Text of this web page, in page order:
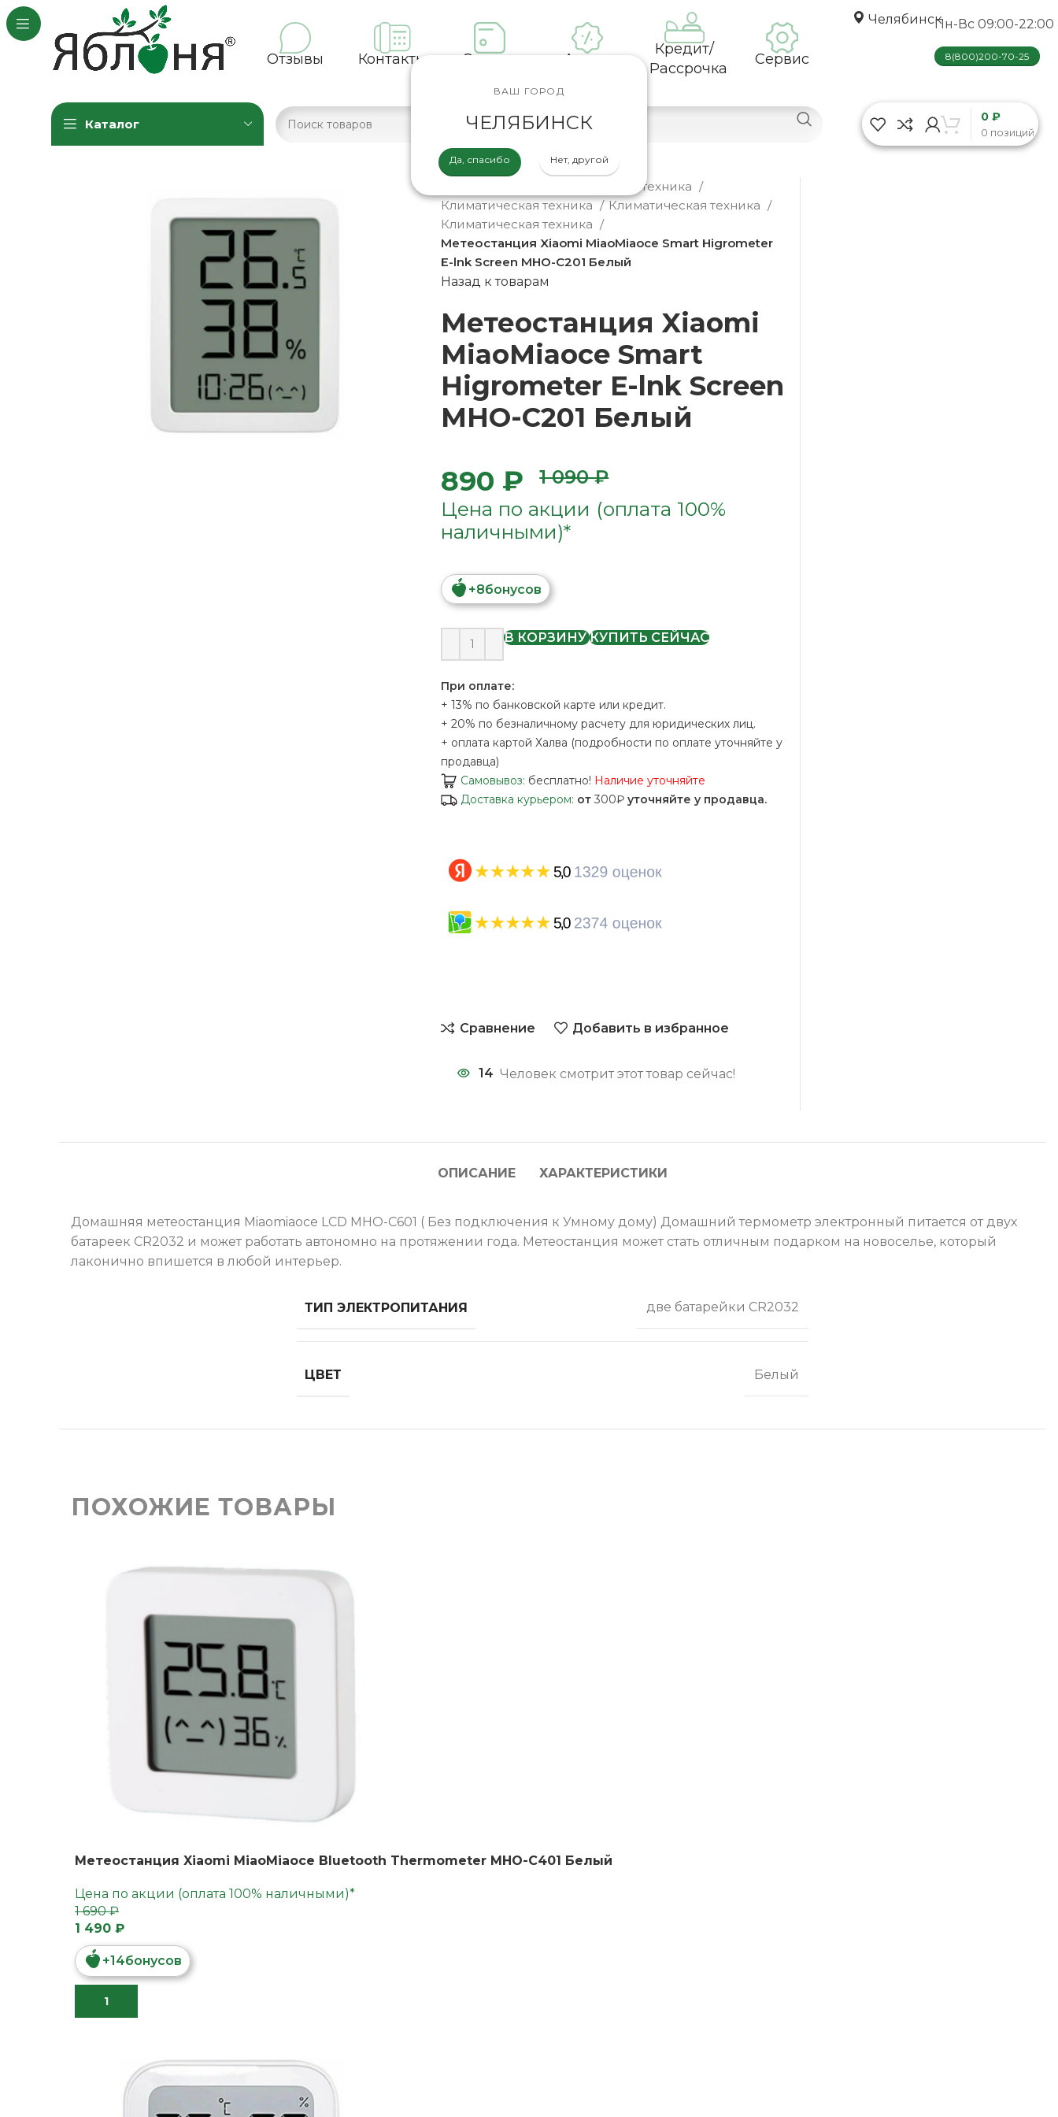
Отзывы Контакты Оплата Акции
Кредит/
Рассрочка
Сервис
Челябинск
ВАШ ГОРОД
ЧЕЛЯБИНСК
Да, спасибо Нет, другой
Пн-Вс 09:00-22:00
8(800)200-70-25
Каталог
0 позиций
0 ₽
Домашняя техника
Климатическая техника
Климатическая техника
Климатическая техника
Метеостанция Xiaomi MiaoMiaoce Smart Higrometer
E-lnk Screen MHO-C201 Белый
Назад к товарам
Метеостанция Xiaomi
MiaoMiaoce Smart
Higrometer E-lnk Screen
MHO-C201 Белый
890 ₽ 1 090 ₽
Цена по акции (оплата 100%
наличными)*
+8бонусов
В КОРЗИНУ КУПИТЬ СЕЙЧАС
При оплате:
+ 13% по банковской карте или кредит.
+ 20% по безналичному расчету для юридических лиц.
+ оплата картой Халва (подробности по оплате уточняйте у
продавца)
Самовывоз: бесплатно! Наличие уточняйте
Доставка курьером: от 300₽уточняйте у продавца.
Сравнение Добавить в избранное
14 Человек смотрит этот товар сейчас!
ОПИСАНИЕ ХАРАКТЕРИСТИКИ
Домашняя метеостанция Miaomiaoce LCD MHO-C601 ( Без подключения к Умному дому) Домашний термометр электронный питается от двух
батареек CR2032 и может работать автономно на протяжении года. Метеостанция может стать отличным подарком на новоселье, который
лаконично впишется в любой интерьер.
ТИП ЭЛЕКТРОПИТАНИЯ две батарейки CR2032
ЦВЕТ Белый
ПОХОЖИЕ ТОВАРЫ
Метеостанция Xiaomi MiaoMiaoce Bluetooth Thermometer MHO-C401 Белый
Цена по акции (оплата 100% наличными)*
1 490 ₽
+14бонусов
1 690 ₽
В КОРЗИНУ